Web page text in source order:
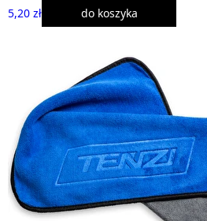
5,20 zł do koszyka